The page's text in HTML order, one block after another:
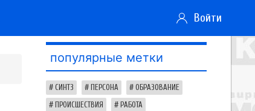
Войти
популярные метки
СИНТЗ ПЕРСОНА ОБРАЗОВАНИЕ
ПРОИСШЕСТВИЯ РАБОТА